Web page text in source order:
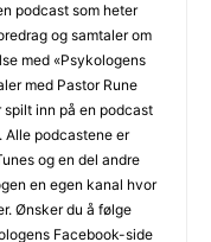
podcast som heter
og samtaler om
med «Psykologens
med Pastor Rune
spilt inn på en podcast
Alle podcastene er
og en del andre
en egen kanal hvor
Ønsker du å følge
Facebook-side